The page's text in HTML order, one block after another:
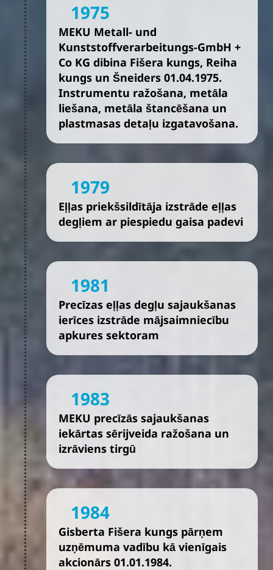
1975
MEKU Metall- und
Kunststoffverarbeitungs-GmbH +
Co KG dibina Fišera kungs, Reiha
kungs un Šneiders 01.04.1975.
Instrumentu ražošana, metāla
liešana, metāla štancēšana un
plastmasas detaļu izgatavošana.
1979
Eļļas priekšsildītāja izstrāde eļļas
degļiem ar piespiedu gaisa padevi
1981
Precīzas eļļas degļu sajaukšanas
ierīces izstrāde mājsaimniecību
apkures sektoram
1983
MEKU precīzās sajaukšanas
iekārtas sērijveida ražošana un
izrāviens tirgū
1984
Gisberta Fišera kungs pārņem
uzņēmuma vadību kā vienīgais
akcionārs 01.01.1984.